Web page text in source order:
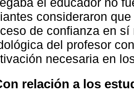
consideraron
de confianza en
del profesor
necesaria en
relación a los